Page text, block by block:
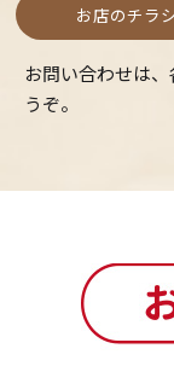
お店のチラ
お問い合わせは
うぞ。